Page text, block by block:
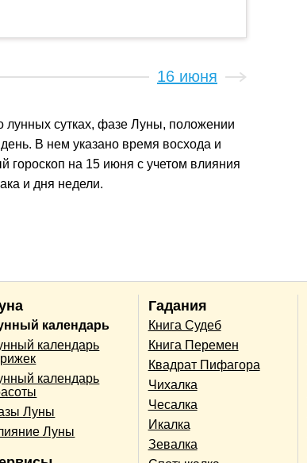
16 июня
сутках, фазе Луны, положении
В нем указано время восхода и
гороскоп на 15 июня с учетом влияния
и дня недели.
календарь
календарь
календарь
Луны
Луны
Гадания
Книга Судеб
Книга Перемен
Квадрат Пифагора
Чихалка
Чесалка
Икалка
Зевалка